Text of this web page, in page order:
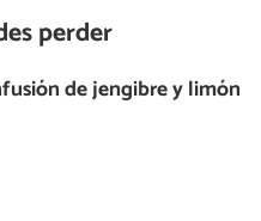
perder
de jengibre y limón